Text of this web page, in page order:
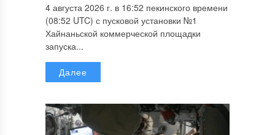
4 августа 2026 г. в 16:52 пекинского времени
(08:52 UTC) с пусковой установки №1
Хайнаньской коммерческой площадки
запуска...
Далее